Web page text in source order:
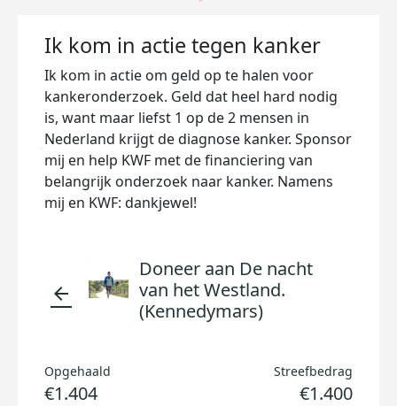
Ik kom in actie tegen kanker
Ik kom in actie om geld op te halen voor
kankeronderzoek. Geld dat heel hard nodig
is, want maar liefst 1 op de 2 mensen in
Nederland krijgt de diagnose kanker. Sponsor
mij en help KWF met de financiering van
belangrijk onderzoek naar kanker. Namens
mij en KWF: dankjewel!
arrow_back
Doneer aan De nacht
van het Westland.
(Kennedymars)
Opgehaald
€1.404
Streefbedrag
€1.400